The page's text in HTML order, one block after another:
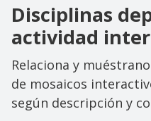
Disciplinas
actividad
Relaciona y
de mosaicos
según descripción y